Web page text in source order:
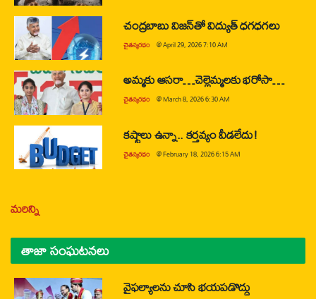
చంద్రబాబు విజన్‌తో విద్యుత్ ధగధగలు
చైతన్యరధం @April 29, 2026 7:10 AM
అమ్మకు ఆసరా…చెల్లెమ్మలకు భరోసా…
చైతన్యరధం @March 8, 2026 6:30 AM
కష్టాలు ఉన్నా.. కర్తవ్యం వీడలేదు!
చైతన్యరధం @February 18, 2026 6:15 AM
మరిన్ని
తాజా సంఘటనలు
వైఫల్యాలను చూసి భయపడొద్దు